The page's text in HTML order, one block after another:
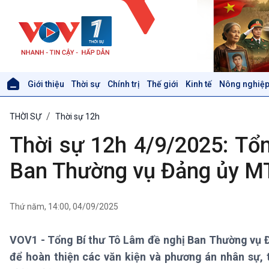
Giới thiệu Thời sự Chính trị Thế giới Kinh tế Nông
Thời sự 18h
Thời sự 21h30
Bản tin
Xã hội
Tin Đời sống & Xã hội
Khoa học & Công nghệ
Tin Khoa học & Công nghệ
THỜI SỰ Thời sự 12h
Thời sự 12h 4/9/2025:
Ban Thường vụ Đảng ủy
Thứ năm, 14:00, 04/09/2025
VOV1 - Tổng Bí thư Tô Lâm đề nghị Ban Thường
để hoàn thiện các văn kiện và phương án nhân